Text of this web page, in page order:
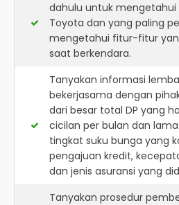
dahulu untuk
Toyota dan yang paling
mengetahui fitur-fitur
saat berkendara.
Tanyakan informasi
bekerjasama dengan
dari besar total DP yang
cicilan per bulan dan
tingkat suku bunga yang
pengajuan kredit,
dan jenis asuransi yang
Tanyakan prosedur